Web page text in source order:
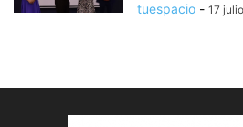
tuespacio - 17